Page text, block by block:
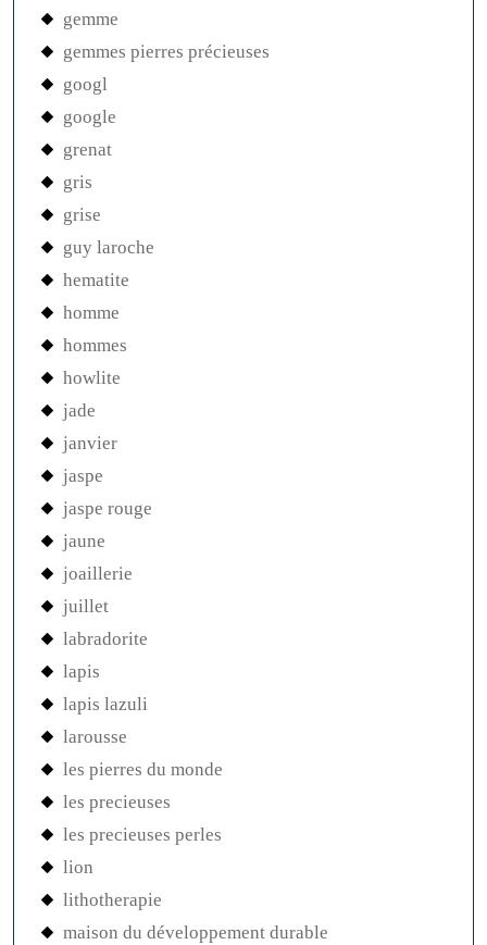
gemme
gemmes pierres précieuses
googl
google
grenat
gris
grise
guy laroche
hematite
homme
hommes
howlite
jade
janvier
jaspe
jaspe rouge
jaune
joaillerie
juillet
labradorite
lapis
lapis lazuli
larousse
les pierres du monde
les precieuses
les precieuses perles
lion
lithotherapie
maison du développement durable